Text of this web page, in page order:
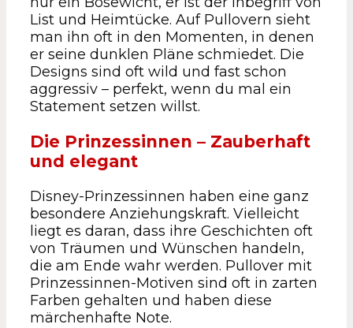
List und Heimtücke. Auf Pullovern sieht
man ihn oft in den Momenten, in denen
er seine dunklen Pläne schmiedet. Die
Designs sind oft wild und fast schon
aggressiv – perfekt, wenn du mal ein
Statement setzen willst.
Die Prinzessinnen – Zauberhaft
und elegant
Disney-Prinzessinnen haben eine ganz
besondere Anziehungskraft. Vielleicht
liegt es daran, dass ihre Geschichten oft
von Träumen und Wünschen handeln,
die am Ende wahr werden. Pullover mit
Prinzessinnen-Motiven sind oft in zarten
Farben gehalten und haben diese
märchenhafte Note.